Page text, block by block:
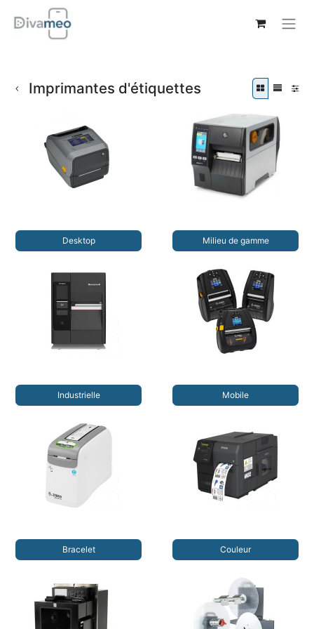
Imprimantes d'étiquettes
Desktop Milieu de gamme
Industrielle Mobile
Bracelet Couleur